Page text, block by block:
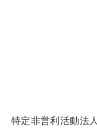
特定非営利活動法